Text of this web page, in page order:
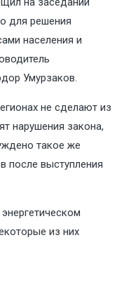
для решения
населения и
Умурзаков.
не сделают из
нарушения закона,
такое же
после выступления
из них